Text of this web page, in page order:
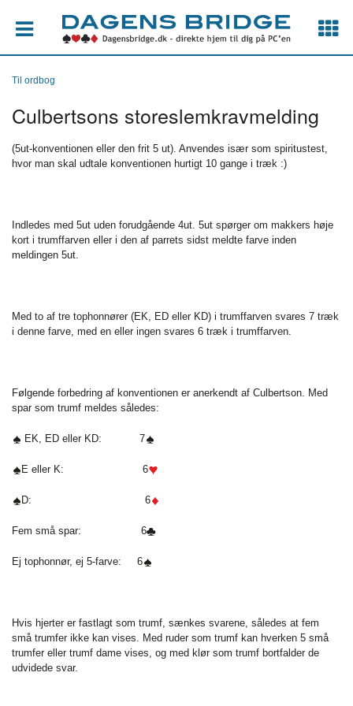
Til ordbog
Culbertsons storeslemkravmelding
(5ut-konventionen eller den frit 5 ut). Anvendes især som spiritustest,
hvor man skal udtale konventionen hurtigt 10 gange i træk :)
Indledes med 5ut uden forudgående 4ut. 5ut spørger om makkers høje
kort i trumffarven eller i den af parrets sidst meldte farve inden
meldingen 5ut.
Med to af tre tophonnører (EK, ED eller KD) i trumffarven svares 7 træk
i denne farve, med en eller ingen svares 6 træk i trumffarven.
Følgende forbedring af konventionen er anerkendt af Culbertson. Med
spar som trumf meldes således:
EK, ED eller KD: 7
E eller K: 6
D: 6
Fem små spar: 6
Ej tophonnør, ej 5-farve: 6
Hvis hjerter er fastlagt som trumf, sænkes svarene, således at fem
små trumfer ikke kan vises. Med ruder som trumf kan hverken 5 små
trumfer eller trumf dame vises, og med klør som trumf bortfalder de
udvidede svar.